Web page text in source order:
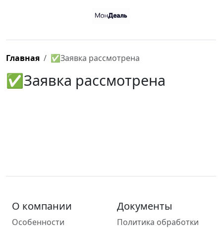
Главная ✅Заявка рассмотрена
✅Заявка рассмотрена
О компании
Особенности
Документы
Политика обработки